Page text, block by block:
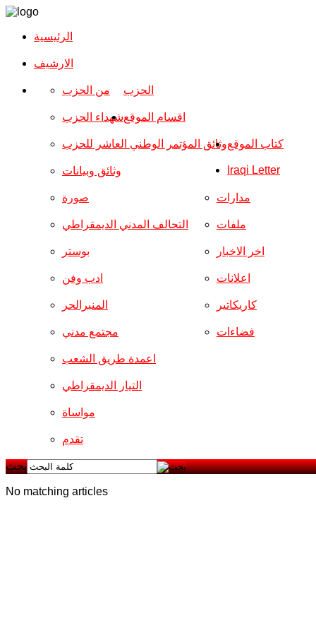
الرئيسية
الارشیف
الحزب من الحزب
شهداء الحزب
وثائق المؤتمر الوطني العاشر للحزب
وثائق وبيانات
اقسام الموقع
صورة
التحالف المدني الديمقراطي
بوستر
ادب وفن
المنبرالحر
مجتمع مدني
مدارات
ملفات
اخر الاخبار
اعلانات
كاريكاتير
فضاءات
اعمدة طريق الشعب
التيار الديمقراطي
مواساة
تقدم
كتاب الموقع
Iraqi Letter
بحث
No matching articles